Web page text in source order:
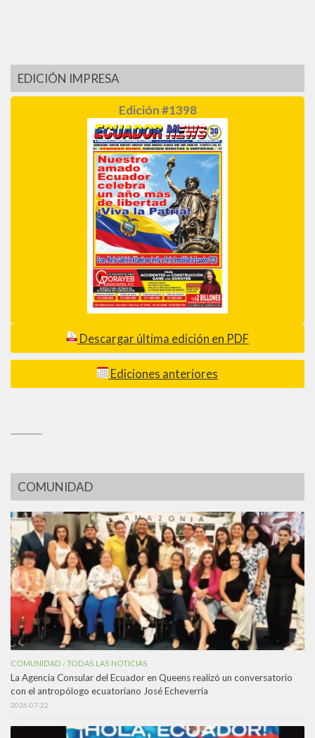
EDICIÓN IMPRESA
Edición #1398
Descargar última edición en PDF
Ediciones anteriores
COMUNIDAD
COMUNIDAD /TODAS LAS NOTICIAS
La Agencia Consular del Ecuador en Queens realizó un conversatorio
con el antropólogo ecuatoriano José Echeverría
2026-07-22